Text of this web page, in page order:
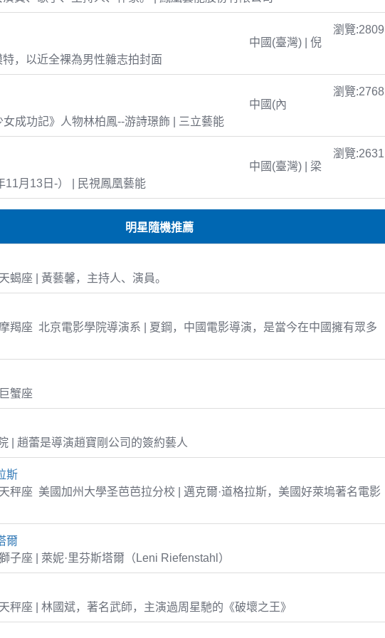
瀏覽:2809
中國(臺灣) | 倪
，以近全裸為男性雜志拍封面
瀏覽:2768
中國(內
女成功記》人物林柏鳳--游詩璟飾 | 三立藝能
瀏覽:2631
中國(臺灣) | 梁
11月13日-） | 民視鳳凰藝能
明星隨機推薦
蝎座 | 黃藝馨，主持人、演員。
羯座 北京電影學院導演系 | 夏鋼，中國電影導演，是當今在中國擁有眾多
蟹座
| 趙蕾是導演趙寶剛公司的簽約藝人
斯
秤座 美國加州大學圣芭芭拉分校 | 邁克爾·道格拉斯，美國好萊塢著名電影
爾
子座 | 萊妮·里芬斯塔爾（Leni Riefenstahl）
秤座 | 林國斌，著名武師，主演過周星馳的《破壞之王》